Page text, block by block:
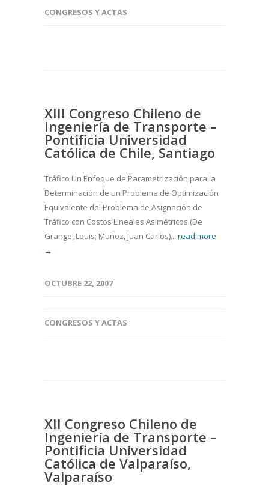
CONGRESOS Y ACTAS
XIII Congreso Chileno de
Ingeniería de Transporte –
Pontificia Universidad
Católica de Chile, Santiago
Tráfico Un Enfoque de Parametrización para la
Determinación de un Problema de Optimización
Equivalente del Problema de Asignación de
Tráfico con Costos Lineales Asimétricos (De
Grange, Louis; Muñoz, Juan Carlos)... read more
→
OCTUBRE 22, 2007
CONGRESOS Y ACTAS
XII Congreso Chileno de
Ingeniería de Transporte –
Pontificia Universidad
Católica de Valparaíso,
Valparaíso